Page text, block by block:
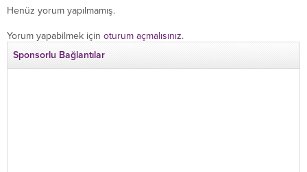
Henüz yorum yapılmamış.
Yorum yapabilmek için oturum açmalısınız.
Sponsorlu Bağlantılar